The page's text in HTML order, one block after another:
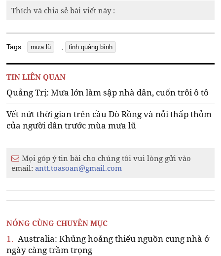
Thích và chia sẻ bài viết này :
Tags : mưa lũ tỉnh quảng bình
TIN LIÊN QUAN
Quảng Trị: Mưa lớn làm sập nhà dân, cuốn trôi ô tô
Vết nứt thời gian trên cầu Đò Rồng và nỗi thấp thỏm
của người dân trước mùa mưa lũ
Mọi góp ý tin bài cho chúng tôi vui lòng gửi vào
email:antt.toasoan@gmail.com
NÓNG CÙNG CHUYÊN MỤC
1. Australia: Khủng hoảng thiếu nguồn cung nhà ở
ngày càng trầm trọng